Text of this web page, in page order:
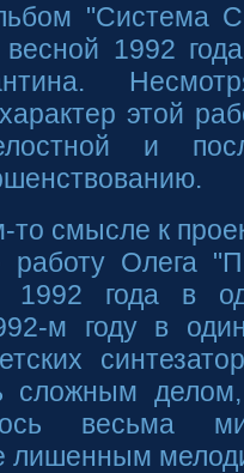
"Система
1992
этой
и
то смысле к
работу Олега
1992 года в
м году в
сложным
весьма
лишенным